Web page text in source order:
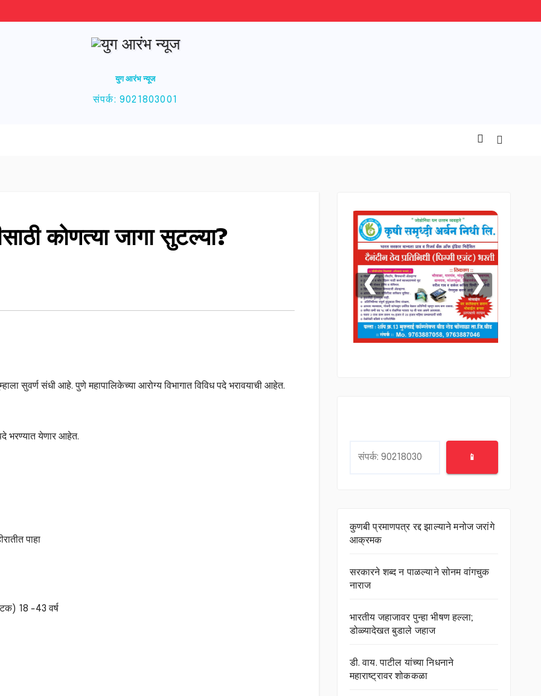
युग आरंभ न्यूज
संपर्क: 9021803001
कोणत्या जागा सुटल्या?
सुवर्ण संधी आहे. पुणे महापालिकेच्या आरोग्य विभागात विविध पदे भरावयाची आहेत.
भरण्यात येणार आहेत.
पाहा
18 -43 वर्ष
❮ ❯
📱
कुणबी प्रमाणपत्र रद्द झाल्याने मनोज जरांगे
आक्रमक
सरकारने शब्द न पाळल्याने सोनम वांगचुक
नाराज
भारतीय जहाजावर पुन्हा भीषण हल्ला;
डोळ्यादेखत बुडाले जहाज
डी. वाय. पाटील यांच्या निधनाने
महाराष्ट्रावर शोककळा